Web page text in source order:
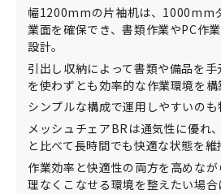
幅1200mmの片袖机は、1000mm
業面を確保でき、書類作業やPC作
設計。
引出し収納によって書類や備品を
を使わずとも効率的な作業環境を構
シンプルな構成で運用しやすいのも
メッシュチェアBRは通気性に優れ
と比べて長時間でも快適な状態を維
作業効率と快適性の両方を高めな
理なくこなせる環境を整えたい場合